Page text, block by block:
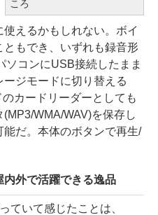
ころ
えるかもしれない。ボイ
もでき、いずれも録音形
ソコンにUSB接続したまま
ージモードに切り替える
カードリーダーとしても
WMA/WAV)を保存し
だ。本体のボタンで再生/
外で活躍できる逸品
ていて感じたことは、